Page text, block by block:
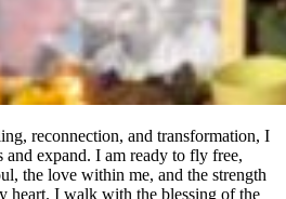
reconnection, and transformation, I
expand. I am ready to fly free,
the love within me, and the strength
heart. I walk with the blessing of the